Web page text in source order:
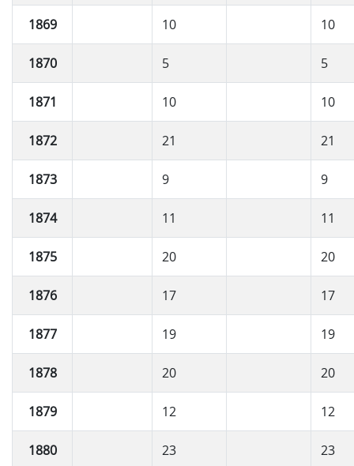
1869 10 10
1870 5 5
1871 10 10
1872 21 21
1873 9 9
1874 11 11
1875 20 20
1876 17 17
1877 19 19
1878 20 20
1879 12 12
1880 23 23